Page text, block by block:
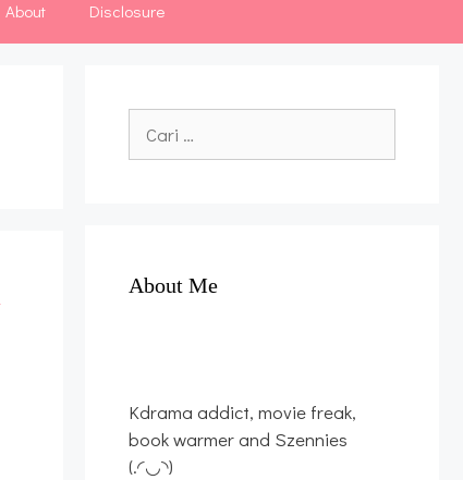
About Disclosure
untuk:
About Me
Kdrama addict, movie freak,
book warmer and Szennies
(.◜◡◝)